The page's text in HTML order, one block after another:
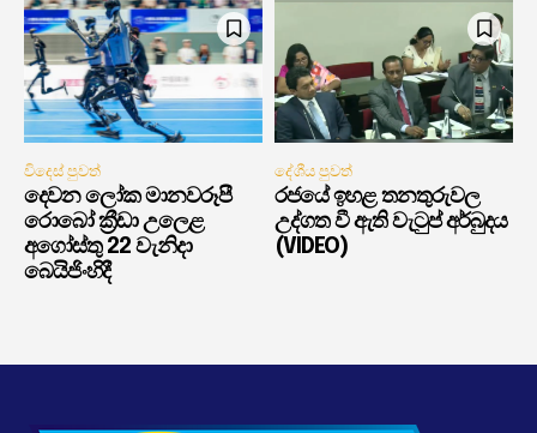
විදෙස් පුවත්
දෙවන ලෝක මානවරූපී
රොබෝ ක්‍රීඩා උලෙළ
අගෝස්තු 22 වැනිදා
බෙයිජිංහිදී
දේශීය පුවත්
රජයේ ඉහළ තනතුරුවල
උද්ගත වී ඇති වැටුප් අර්බුදය
(VIDEO)